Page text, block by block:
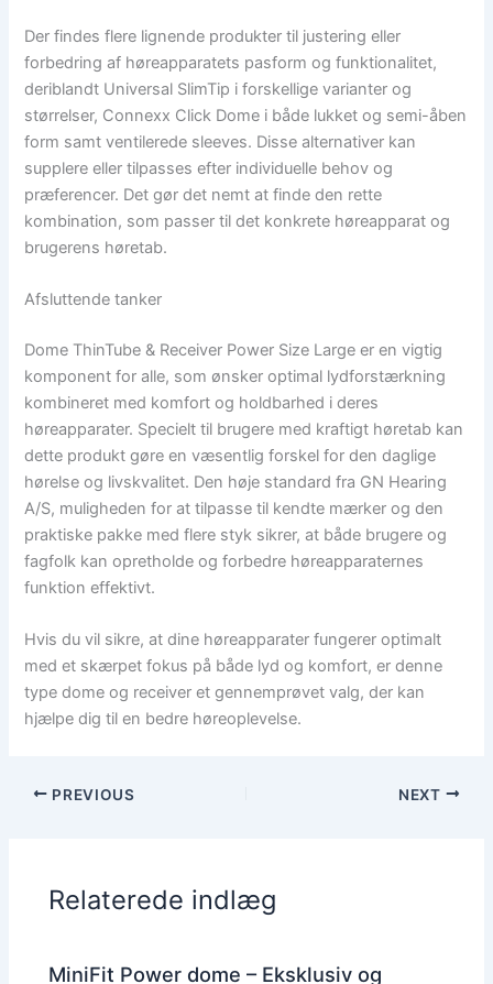
Der findes flere lignende produkter til justering eller
forbedring af høreapparatets pasform og funktionalitet,
deriblandt Universal SlimTip i forskellige varianter og
størrelser, Connexx Click Dome i både lukket og semi-åben
form samt ventilerede sleeves. Disse alternativer kan
supplere eller tilpasses efter individuelle behov og
præferencer. Det gør det nemt at finde den rette
kombination, som passer til det konkrete høreapparat og
brugerens høretab.
Afsluttende tanker
Dome ThinTube & Receiver Power Size Large er en vigtig
komponent for alle, som ønsker optimal lydforstærkning
kombineret med komfort og holdbarhed i deres
høreapparater. Specielt til brugere med kraftigt høretab kan
dette produkt gøre en væsentlig forskel for den daglige
hørelse og livskvalitet. Den høje standard fra GN Hearing
A/S, muligheden for at tilpasse til kendte mærker og den
praktiske pakke med flere styk sikrer, at både brugere og
fagfolk kan opretholde og forbedre høreapparaternes
funktion effektivt.
Hvis du vil sikre, at dine høreapparater fungerer optimalt
med et skærpet fokus på både lyd og komfort, er denne
type dome og receiver et gennemprøvet valg, der kan
hjælpe dig til en bedre høreoplevelse.
PREVIOUS NEXT
Relaterede indlæg
MiniFit Power dome – Eksklusiv og